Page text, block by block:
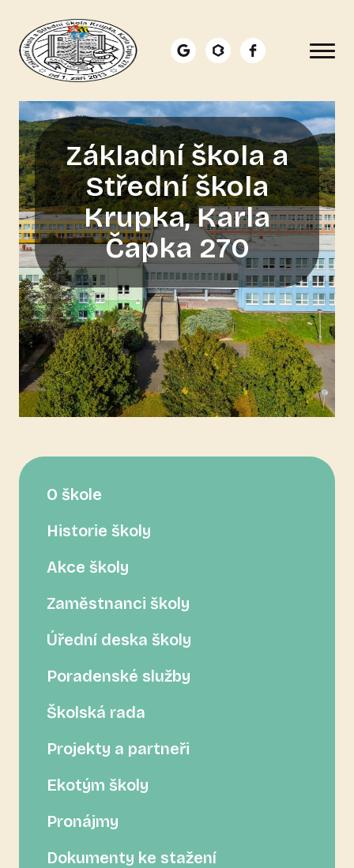
Main navigation
Základní škola a
Střední škola
Krupka, Karla
Čapka 270
O škole
Historie školy
Akce školy
Zaměstnanci školy
Úřední deska školy
Poradenské služby
Školská rada
Projekty a partneři
Ekotým školy
Pronájmy
Dokumenty ke stažení